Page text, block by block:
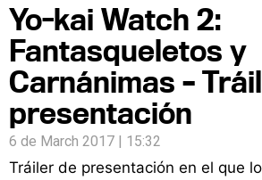
Yo-kai Watch 2:
Fantasqueletos y
Carnánimas –
presentación
6 de March 2017 | 15:32
Tráiler de presentación en el que